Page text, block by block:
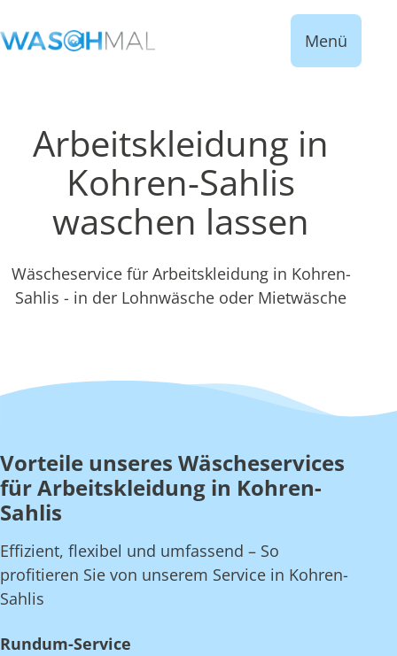
Menü
Arbeitskleidung in
Kohren-Sahlis
waschen lassen
Wäscheservice für Arbeitskleidung in Kohren-
Sahlis - in der Lohnwäsche oder Mietwäsche
Vorteile unseres Wäscheservices
für Arbeitskleidung in Kohren-
Sahlis
Effizient, flexibel und umfassend – So
profitieren Sie von unserem Service in Kohren-
Sahlis
Rundum-Service